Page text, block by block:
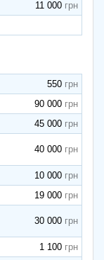
11 000
550
90 000
45 000
40 000
10 000
19 000
30 000
1 100